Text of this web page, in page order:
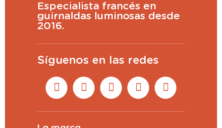
Especialista francés en
guirnaldas luminosas desde
2016.
Síguenos en las redes